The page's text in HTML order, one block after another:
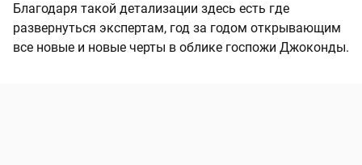
Благодаря такой детализации здесь есть где
развернуться экспертам, год за годом открывающим
все новые и новые черты в облике госпожи Джоконды.